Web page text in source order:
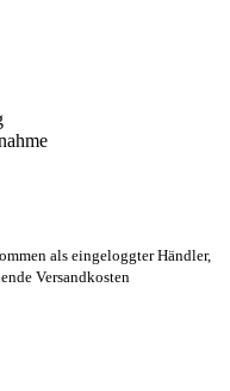
als eingeloggter Händler,
Versandkosten